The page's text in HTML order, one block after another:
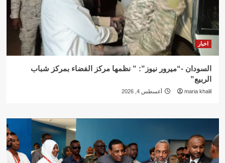
اخبار
السودان -“ميرور نيوز”: ” نظمها مركز الفضاء بمركز شباب
الربيع”
maria khalil أغسطس 4, 2026